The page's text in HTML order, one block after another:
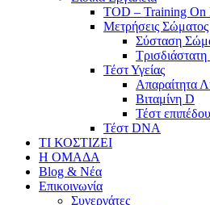
TOD – Training On
Μετρήσεις Σώματος
Σύσταση
Τέστ Υγείας
Απαραίτητα
Βιταμίνη D
Τέστ
Τέστ DNA
ΤΙ ΚΟΣΤΙΖΕΙ
Η ΟΜΑΔΑ
Blog & Νέα
Επικοινωνία
Συνεργάτες